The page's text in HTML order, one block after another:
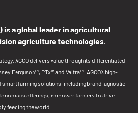
is a global leader in agricultural
agriculture technologies.
AGCO delivers value through its differentiated
Ferguson™, PTx™ and Valtra™. AGCO’s high-
smart farming solutions, including brand-agnostic
offerings, empower farmers to drive
feeding the world.